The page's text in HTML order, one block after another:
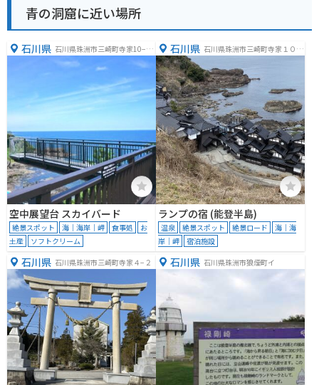
青の洞窟に近い場所
石川県 石川県珠洲市三崎町寺家10−１
空中展望台 スカイバード
絶景スポット 海｜海岸｜岬 食事処
お
土産
ソフトクリーム
石川県 石川県珠洲市三崎町寺家１０
ランプの宿 (能登半島)
温泉 絶景スポット 絶景ロード
海｜海
岸｜岬
宿泊施設
石川県 石川県珠洲市三崎町寺家４−２ 石川県 石川県珠洲市狼煙町イ